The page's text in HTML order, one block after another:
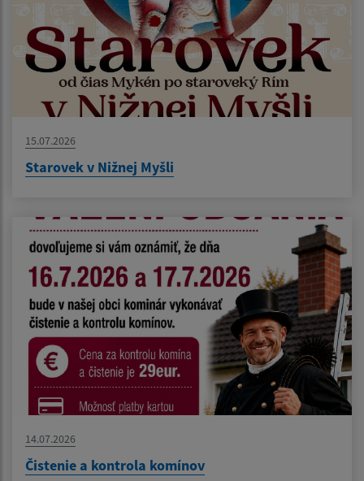
15.07.2026
Starovek v Nižnej Myšli
14.07.2026
Čistenie a kontrola komínov